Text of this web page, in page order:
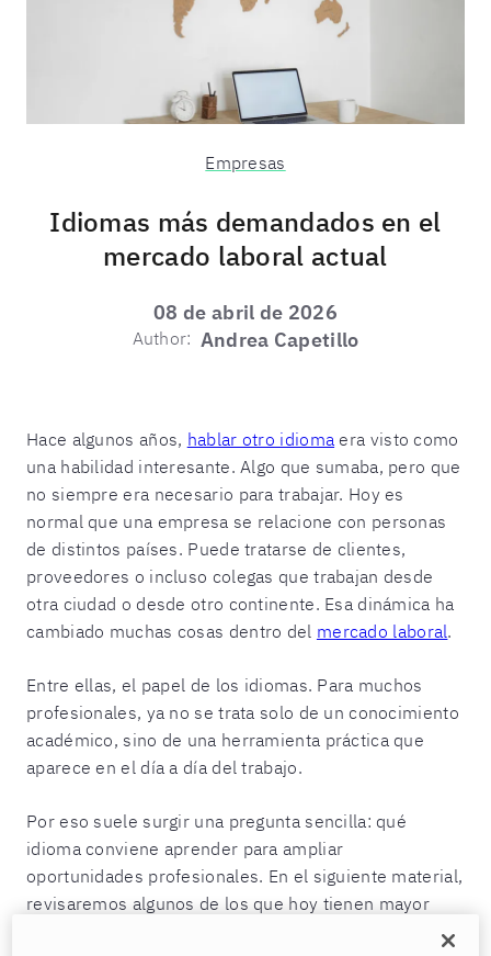
Empresas
Idiomas más demandados en el
mercado laboral actual
08 de abril de 2026
Author: Andrea Capetillo
Hace algunos años, hablar otro idioma era visto como
una habilidad interesante. Algo que sumaba, pero que
no siempre era necesario para trabajar. Hoy es
normal que una empresa se relacione con personas
de distintos países. Puede tratarse de clientes,
proveedores o incluso colegas que trabajan desde
otra ciudad o desde otro continente. Esa dinámica ha
cambiado muchas cosas dentro del mercado laboral.
Entre ellas, el papel de los idiomas. Para muchos
profesionales, ya no se trata solo de un conocimiento
académico, sino de una herramienta práctica que
aparece en el día a día del trabajo.
Por eso suele surgir una pregunta sencilla: qué
idioma conviene aprender para ampliar
oportunidades profesionales. En el siguiente material,
revisaremos algunos de los que hoy tienen mayor